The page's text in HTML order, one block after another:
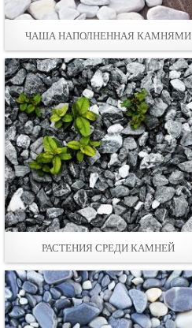
ЧАША НАПОЛНЕННАЯ КАМНЯМИ
РАСТЕНИЯ СРЕДИ КАМНЕЙ